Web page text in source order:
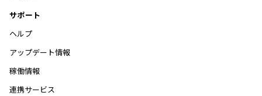
サポート
ヘルプ
アップデート情報
稼働情報
連携サービス